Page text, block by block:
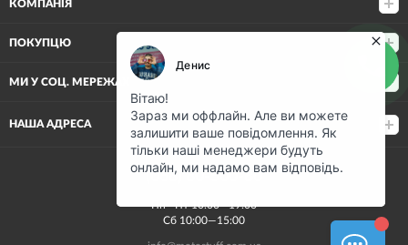
КОМПАНІЯ
ПОКУПЦЮ
МИ У СОЦ. МЕРЕЖАХ
НАША АДРЕСА
(068) 80-500-80
Пн—Пт 10:00—19:00
Сб 10:00—15:00